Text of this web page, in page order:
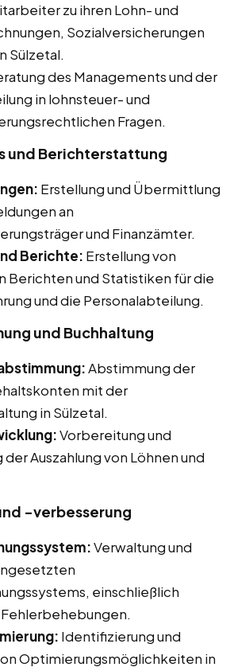
zu ihren Lohn- und
Sozialversicherungen
Sülzetal.
des Managements und der
in lohnsteuer- und
Fragen.
und Berichterstattung
Erstellung und Übermittlung
an
und Finanzämter.
Berichte: Erstellung von
Berichten und Statistiken für die
und die Personalabteilung.
und Buchhaltung
Abstimmung der
mit der
in Sülzetal.
Vorbereitung und
Auszahlung von Löhnen und
-verbesserung
Verwaltung und
einschließlich
Identifizierung und
Optimierungsmöglichkeiten in